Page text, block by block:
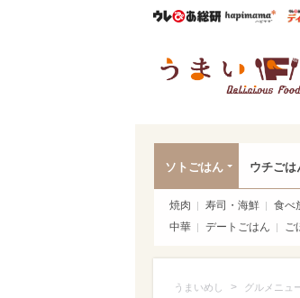
ウレぴあ総
ソトごはん ウチごは
焼肉 寿司・海鮮 食べ
中華
デートごはん ご
うまいめし > グルメニュ